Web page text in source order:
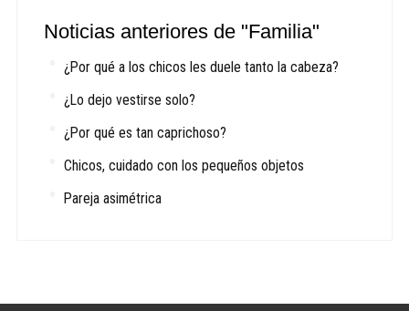
Noticias anteriores de "Familia"
¿Por qué a los chicos les duele tanto la cabeza?
¿Lo dejo vestirse solo?
¿Por qué es tan caprichoso?
Chicos, cuidado con los pequeños objetos
Pareja asimétrica